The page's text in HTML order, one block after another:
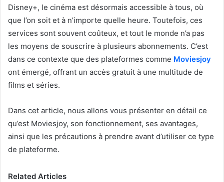
Disney+, le cinéma est désormais accessible à tous, où
que l’on soit et à n’importe quelle heure. Toutefois, ces
services sont souvent coûteux, et tout le monde n’a pas
les moyens de souscrire à plusieurs abonnements. C’est
dans ce contexte que des plateformes comme Moviesjoy
ont émergé, offrant un accès gratuit à une multitude de
films et séries.
Dans cet article, nous allons vous présenter en détail ce
qu’est Moviesjoy, son fonctionnement, ses avantages,
ainsi que les précautions à prendre avant d’utiliser ce type
de plateforme.
Related Articles